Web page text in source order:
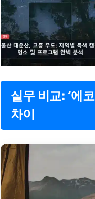
실무 비교: ‘에
차이